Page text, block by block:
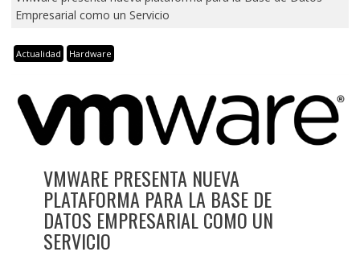
Empresarial como un Servicio
Actualidad Hardware
VMWARE PRESENTA NUEVA
PLATAFORMA PARA LA BASE DE
DATOS EMPRESARIAL COMO UN
SERVICIO